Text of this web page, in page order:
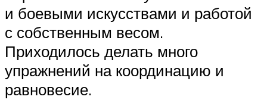
и боевыми искусствами и работой
с собственным весом.
Приходилось делать много
упражнений на координацию и
равновесие.